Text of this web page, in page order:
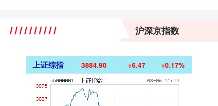
沪深京指数
上证综指 3884.90 +6.47 +0.17%